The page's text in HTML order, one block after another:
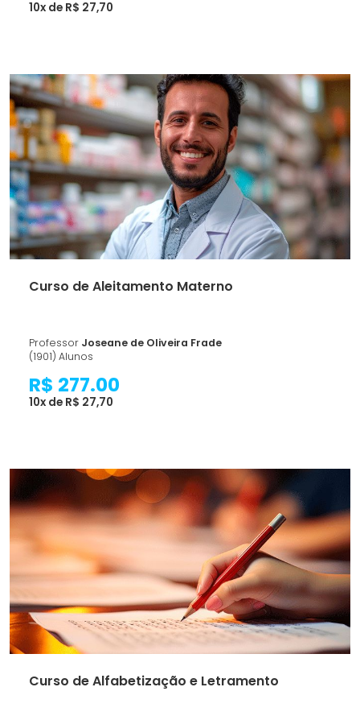
10x de R$ 27,70
Curso de Aleitamento Materno
Professor Joseane de Oliveira Frade
(1901) Alunos
R$ 277.00
10x de R$ 27,70
Curso de Alfabetização e Letramento